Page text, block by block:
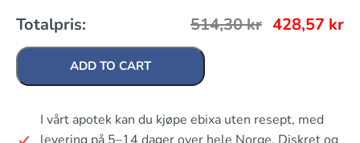
Totalpris: 514,30kr 428,57 kr
ADD TO CART
I vårt apotek kan du kjøpe ebixa uten resept, med